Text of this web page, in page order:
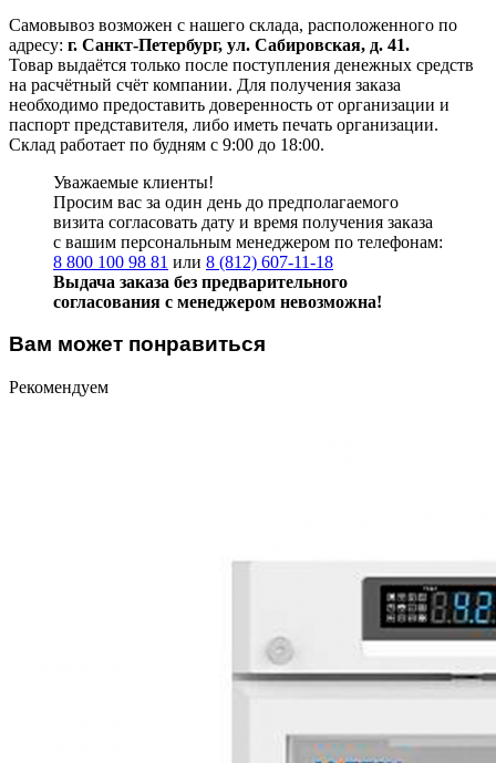
Самовывоз возможен с нашего склада, расположенного по
адресу: г. Санкт-Петербург, ул. Сабировская, д. 41.
Товар выдаётся только после поступления денежных средств
на расчётный счёт компании. Для получения заказа
необходимо предоставить доверенность от организации и
паспорт представителя, либо иметь печать организации.
Склад работает по будням с 9:00 до 18:00.
Уважаемые клиенты!
Просим вас за один день до предполагаемого
визита согласовать дату и время получения заказа
с вашим персональным менеджером по телефонам:
8 800 100 98 81 или 8 (812) 607-11-18
Выдача заказа без предварительного
согласования с менеджером невозможна!
Вам может понравиться
Рекомендуем